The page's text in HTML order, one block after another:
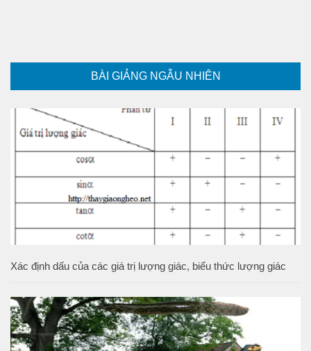
BÀI GIẢNG NGẪU NHIÊN
Xác định dấu của các giá trị lượng giác, biểu thức lượng giác